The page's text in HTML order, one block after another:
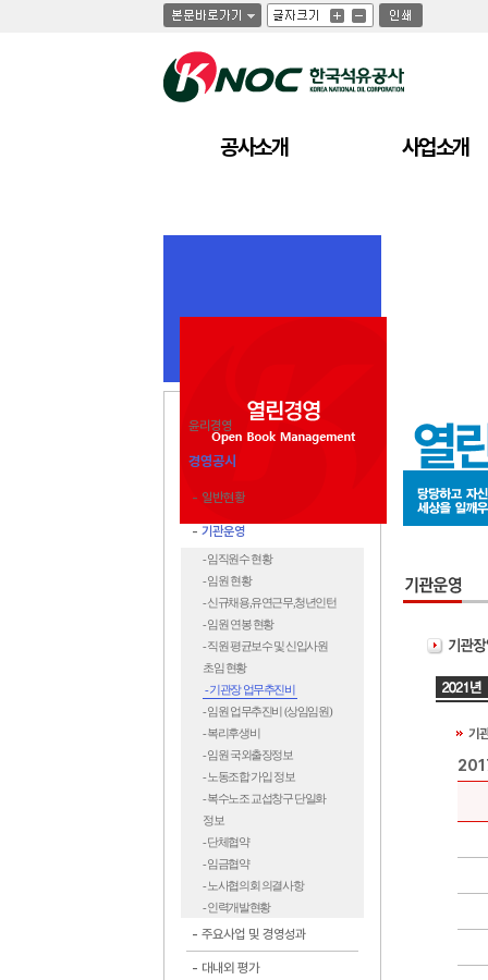
글
자
기
글
자
기
크
글
자
기
작
인
쇄
공사소개 사업소개
윤리경영
경영공시
일반현황
기관운영
- 임직원수 현황
- 임원 현황
- 신규채용,유연근무,청년인턴
- 임원 연봉 현황
- 직원 평균보수 및 신입사원
초임 현황
- 기관장 업무추진비
- 임원 업무추진비 (상임임원)
- 복리후생비
- 임원 국외출장정보
- 노동조합 가입 정보
- 복수노조 교섭창구 단일화
정보
- 단체협약
- 임금협약
- 노사협의회 의결사항
- 인력개발현황
주요사업 및 경영성과
대내외 평가
기